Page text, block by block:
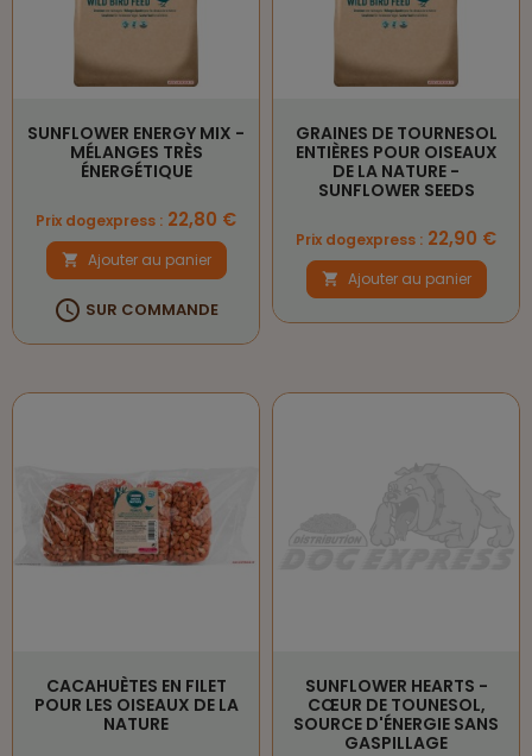
SUNFLOWER ENERGY MIX -
MÉLANGES TRÈS
ÉNERGÉTIQUE
Prix
Prix dogexpress : 22,80 €
 Ajouter au panier
 SUR COMMANDE
GRAINES DE TOURNESOL
ENTIÈRES POUR OISEAUX
DE LA NATURE -
SUNFLOWER SEEDS
Prix
Prix dogexpress : 22,90 €
 Ajouter au panier
CACAHUÈTES EN FILET
POUR LES OISEAUX DE LA
NATURE
SUNFLOWER HEARTS -
CŒUR DE TOUNESOL,
SOURCE D'ÉNERGIE SANS
GASPILLAGE